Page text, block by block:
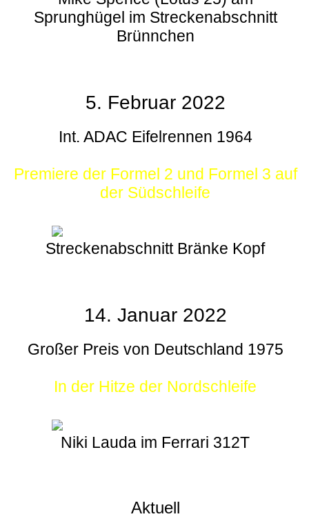
Sprunghügel im Streckenabschnitt
Brünnchen
5. Februar 2022
Int. ADAC Eifelrennen 1964
Premiere der Formel 2 und Formel 3 auf
der Südschleife
Streckenabschnitt Bränke Kopf
14. Januar 2022
Großer Preis von Deutschland 1975
In der Hitze der Nordschleife
Niki Lauda im Ferrari 312T
Aktuell